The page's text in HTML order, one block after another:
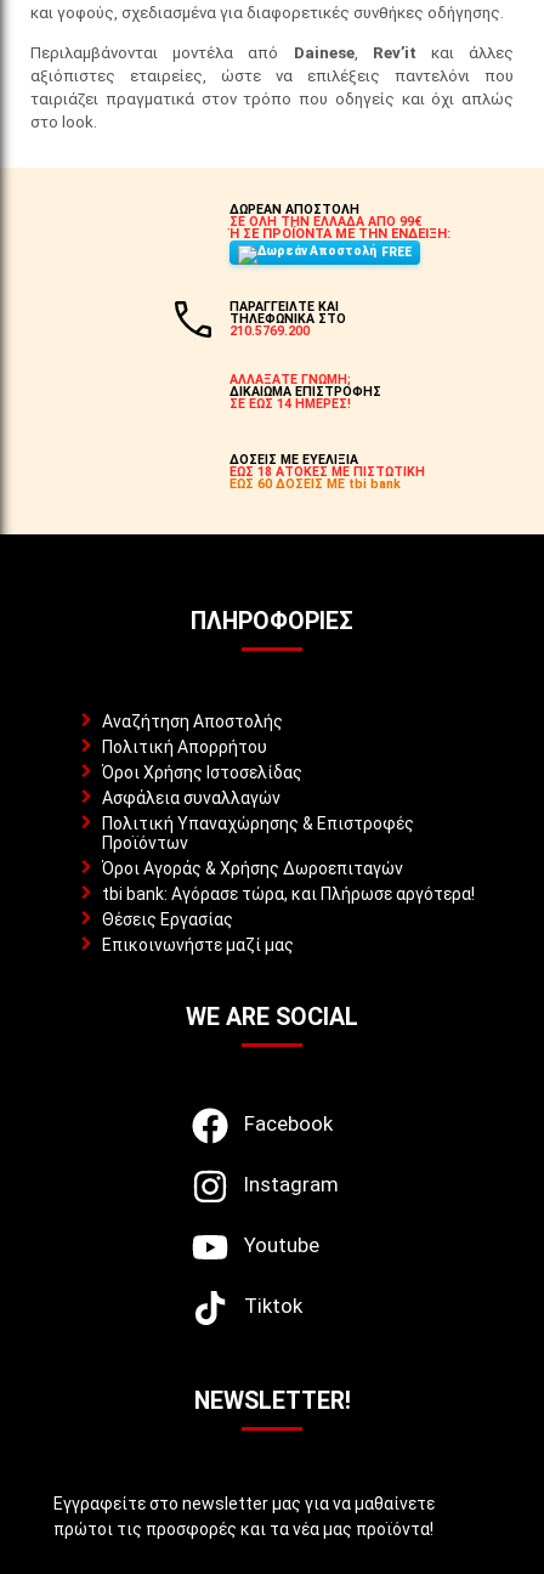
και γοφούς, σχεδιασμένα για διαφορετικές συνθήκες οδήγησης.
Περιλαμβάνονται μοντέλα από Dainese, Rev’it και άλλες
αξιόπιστες εταιρείες, ώστε να επιλέξεις παντελόνι που
ταιριάζει πραγματικά στον τρόπο που οδηγείς και όχι απλώς
στο look.
ΔΩΡΕΑΝ ΑΠΟΣΤΟΛΗ
ΣΕ ΟΛΗ ΤΗΝ ΕΛΛΑΔΑ ΑΠΟ 99€
Ή ΣΕ ΠΡΟΪΟΝΤΑ ΜΕ ΤΗΝ ΕΝΔΕΙΞΗ:
FREE
ΠΑΡΑΓΓΕΙΛΤΕ ΚΑΙ
ΤΗΛΕΦΩΝΙΚΑ ΣΤΟ
210.5769.200
ΑΛΛΑΞΑΤΕ ΓΝΩΜΗ;
ΔΙΚΑΙΩΜΑ ΕΠΙΣΤΡΟΦΗΣ
ΣΕ ΕΩΣ 14 ΗΜΕΡΕΣ!
ΔΟΣΕΙΣ ΜΕ ΕΥΕΛΙΞΙΑ
ΕΩΣ 18 ΑΤΟΚΕΣ ΜΕ ΠΙΣΤΩΤΙΚΗ
ΕΩΣ 60 ΔΟΣΕΙΣ ΜΕ tbi bank
ΠΛΗΡΟΦΟΡΊΕΣ
Αναζήτηση Αποστολής
Πολιτική Απορρήτου
Όροι Χρήσης Ιστοσελίδας
Ασφάλεια συναλλαγών
Πολιτική Υπαναχώρησης & Επιστροφές
Προϊόντων
Όροι Αγοράς & Χρήσης Δωροεπιταγών
tbi bank: Αγόρασε τώρα, και Πλήρωσε αργότερα!
Θέσεις Εργασίας
Επικοινωνήστε μαζί μας
WE ARE SOCIAL
Facebook
Instagram
Youtube
Tiktok
NEWSLETTER!
Εγγραφείτε στο newsletter μας για να μαθαίνετε
πρώτοι τις προσφορές και τα νέα μας προϊόντα!